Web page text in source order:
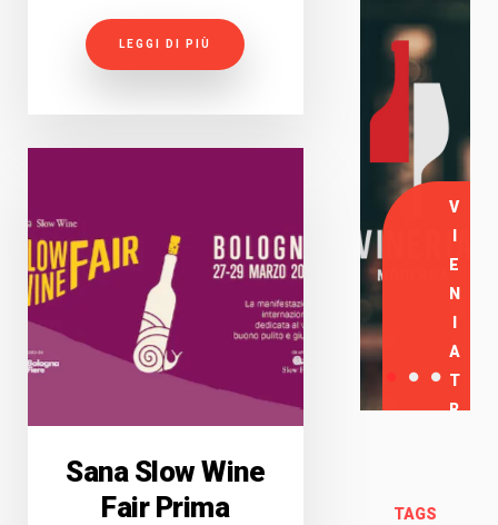
LEGGI DI PIÙ
Sana Slow Wine
Fair Prima
V
E
N
A
T
R
TAGS